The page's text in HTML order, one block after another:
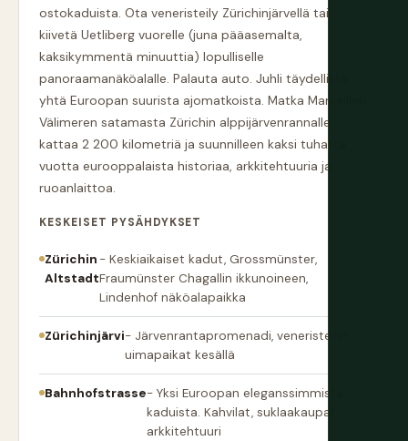
ostokaduista. Ota veneristeily Zürichinjärvellä tai
kiivetä Uetliberg vuorelle (juna pääasemalta,
kaksikymmentä minuuttia) lopulliselle
panoraamanäköalalle. Palauta auto. Juhli täydellistä
yhtä Euroopan suurista ajomatkoista. Matka Marseillen
Välimeren satamasta Zürichin alppijärvenrannalle
kattaa 2 200 kilometriä ja suunnilleen kaksi tuhatta
vuotta eurooppalaista historiaa, arkkitehtuuria ja
ruoanlaittoa.
KESKEISET PYSÄHDYKSET
Zürichin
Altstadt
- Keskiaikaiset kadut, Grossmünster,
Fraumünster Chagallin ikkunoineen,
Lindenhof näköalapaikka
Zürichinjärvi- Järvenrantapromenadi, veneristeilyt,
uimapaikat kesällä
Bahnhofstrasse- Yksi Euroopan eleganssimmista
kaduista. Kahvilat, suklaakaupat,
arkkitehtuuri